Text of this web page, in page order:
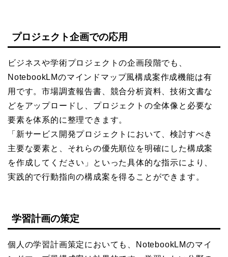
プロジェクト企画での応用
ビジネスや学術プロジェクトの企画段階でも、
NotebookLMのマインドマップ風構成案作成機能は有
用です。市場調査報告書、競合分析資料、技術文書な
どをアップロードし、プロジェクトの全体像と必要な
要素を体系的に整理できます。
「新サービス開発プロジェクトにおいて、検討すべき
主要な要素と、それらの優先順位を明確にした構成案
を作成してください」といった具体的な指示により、
実践的で行動指向の構成案を得ることができます。
学習計画の策定
個人の学習計画策定においても、NotebookLMのマイ